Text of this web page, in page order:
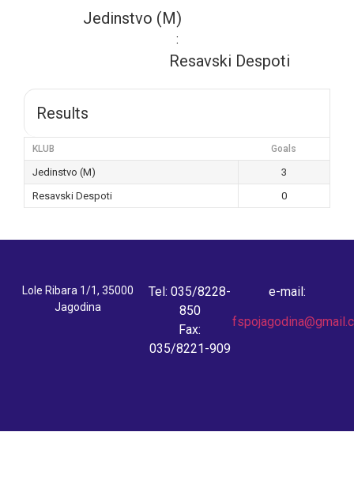
Jedinstvo (M)
:
Resavski Despoti
Results
KLUB Goals
Jedinstvo (M)
3
Resavski Despoti
0
Lole Ribara 1/1, 35000
Jagodina
Tel: 035/8228-
850
Fax:
035/8221-909
e-mail: